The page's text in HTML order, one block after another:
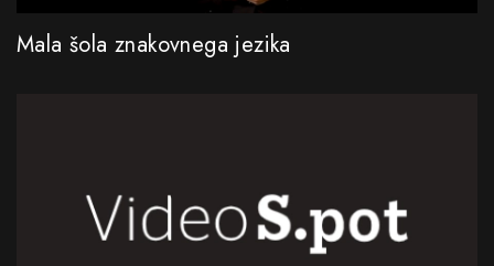
Mala šola znakovnega jezika